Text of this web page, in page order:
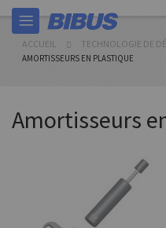
Allez
au
contenu
ACCUEIL TECHNOLOGIE DE
AMORTISSEURS EN PLASTIQUE
Amortisseurs